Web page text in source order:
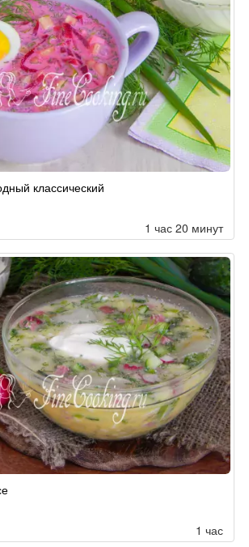
классический
1 час 20 минут
1 час